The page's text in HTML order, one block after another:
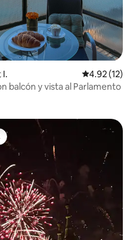
I. Calificación
4.92 (12)
balcón y vista al Parlamento
huéspedes